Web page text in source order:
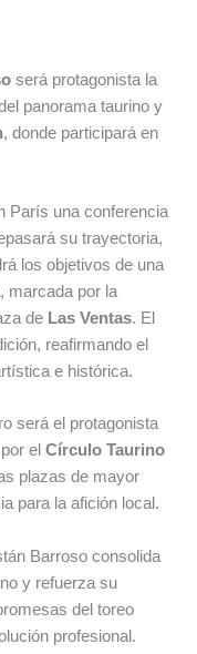
será protagonista la
panorama taurino y
, donde participará en
París una conferencia
su trayectoria,
los objetivos de una
marcada por la
de Las Ventas. El
reafirmando el
e histórica.
será el protagonista
el Círculo Taurino
plazas de mayor
para la afición local.
Barroso consolida
y refuerza su
del toreo
profesional.